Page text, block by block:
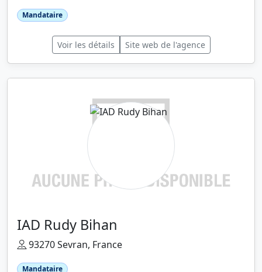
Mandataire
Voir les détails Site web de l'agence
IAD Rudy Bihan
93270 Sevran, France
Mandataire